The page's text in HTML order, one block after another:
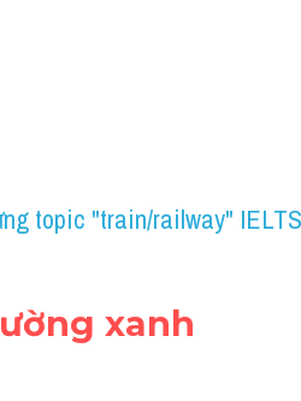
topic "train/railway" IELTS
xanh